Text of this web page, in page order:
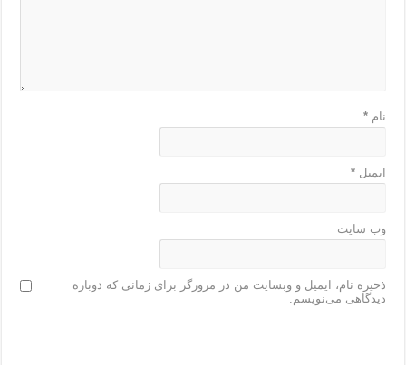
نام*
ایمیل*
وب‌ سایت
ذخیره نام، ایمیل و وبسایت من در مرورگر برای زمانی که دوباره
دیدگاهی می‌نویسم.